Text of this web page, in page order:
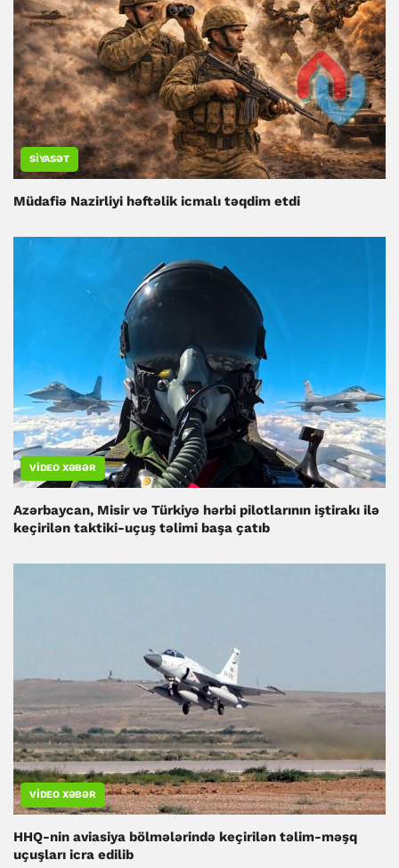
SIYASƏT
Müdafiə Nazirliyi həftəlik icmalı təqdim etdi
VIDEO XƏBƏR
Azərbaycan, Misir və Türkiyə hərbi pilotlarının iştirakı ilə
keçirilən taktiki-uçuş təlimi başa çatıb
VIDEO XƏBƏR
HHQ-nin aviasiya bölmələrində keçirilən təlim-məşq
uçuşları icra edilib